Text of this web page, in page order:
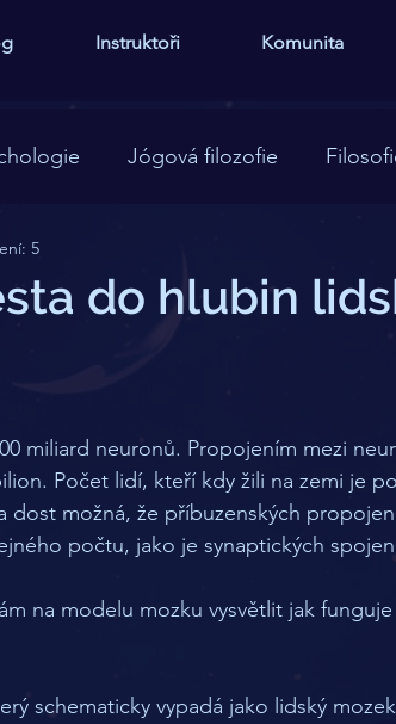
Instruktoři Komunita
Jógová filozofie
do hlubin
5
miliard neuronů. Propojením mezi
Počet lidí, kteří kdy žili na zemi je
dost možná, že příbuzenských
počtu, jako je synaptických
na modelu mozku vysvětlit jak
schematicky vypadá jako lidský